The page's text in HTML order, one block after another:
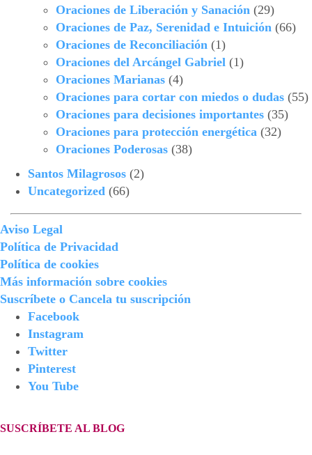
Oraciones de Liberación y Sanación (29)
Oraciones de Paz, Serenidad e Intuición (66)
Oraciones de Reconciliación (1)
Oraciones del Arcángel Gabriel (1)
Oraciones Marianas (4)
Oraciones para cortar con miedos o dudas (55)
Oraciones para decisiones importantes (35)
Oraciones para protección energética (32)
Oraciones Poderosas (38)
Santos Milagrosos (2)
Uncategorized (66)
Aviso Legal
Política de Privacidad
Política de cookies
Más información sobre cookies
Suscríbete o Cancela tu suscripción
Facebook
Instagram
Twitter
Pinterest
You Tube
SUSCRÍBETE AL BLOG